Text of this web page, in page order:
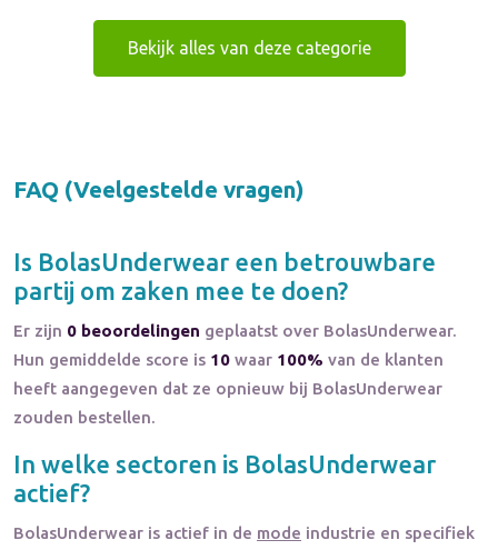
Bekijk alles van deze categorie
FAQ (Veelgestelde vragen)
Is BolasUnderwear een betrouwbare
partij om zaken mee te doen?
Er zijn 0 beoordelingen geplaatst over BolasUnderwear.
Hun gemiddelde score is 10 waar 100% van de klanten
heeft aangegeven dat ze opnieuw bij BolasUnderwear
zouden bestellen.
In welke sectoren is BolasUnderwear
actief?
BolasUnderwear is actief in de mode industrie en specifiek